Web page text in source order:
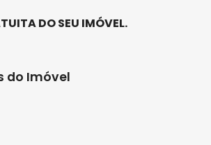
DO SEU IMÓVEL.
do Imóvel